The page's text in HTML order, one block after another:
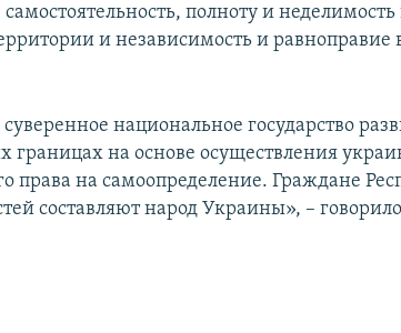
самостоятельность, полноту и
и независимость и
национальное государство
границах на основе осуществления
права на самоопределение. Граждане
составляют народ Украины», –